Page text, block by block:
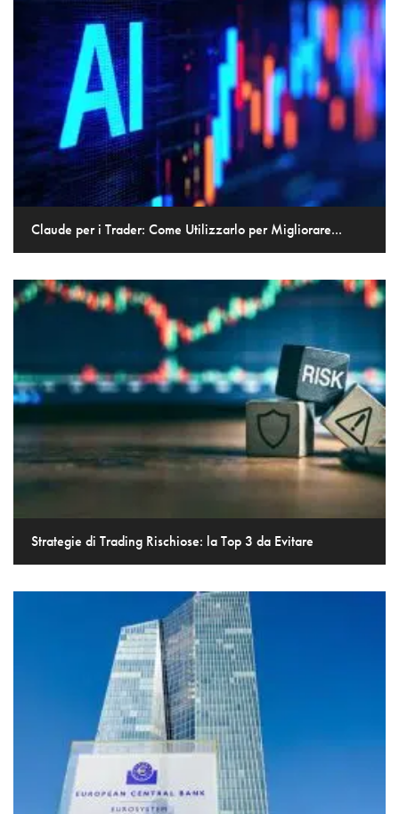
Claude per i Trader: Come Utilizzarlo per Migliorare...
Strategie di Trading Rischiose: la Top 3 da Evitare